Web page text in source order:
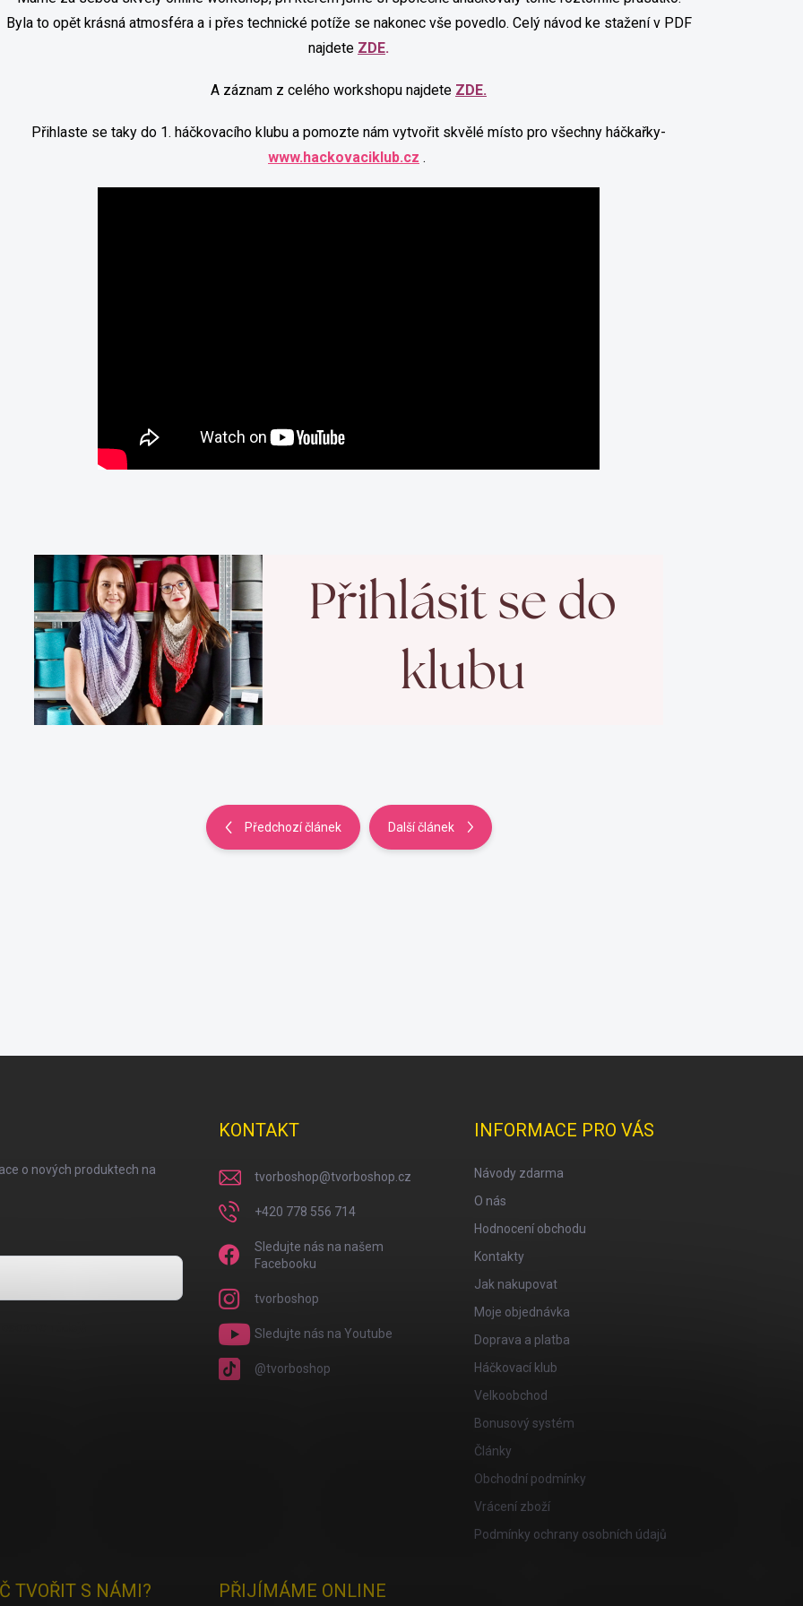
Byla to opět krásná atmosféra a i přes technické potíže se nakonec vše povedlo. Celý návod ke stažení v PDF
najdete ZDE.
A záznam z celého workshopu najdete ZDE.
Přihlaste se taky do 1. háčkovacího klubu a pomozte nám vytvořit skvělé místo pro všechny háčkařky-
www.hackovaciklub.cz .
Předchozí článek Další článek
o nových produktech na
KONTAKT
tvorboshop@tvorboshop.cz
+420 778 556 714
Sledujte nás na našem
Facebooku
tvorboshop
Sledujte nás na Youtube
@tvorboshop
INFORMACE PRO VÁS
Návody zdarma
O nás
Hodnocení obchodu
Kontakty
Jak nakupovat
Moje objednávka
Doprava a platba
Háčkovací klub
Velkoobchod
Bonusový systém
Články
Obchodní podmínky
Vrácení zboží
Podmínky ochrany osobních údajů
TVOŘIT S NÁMI?
PŘIJÍMÁME ONLINE